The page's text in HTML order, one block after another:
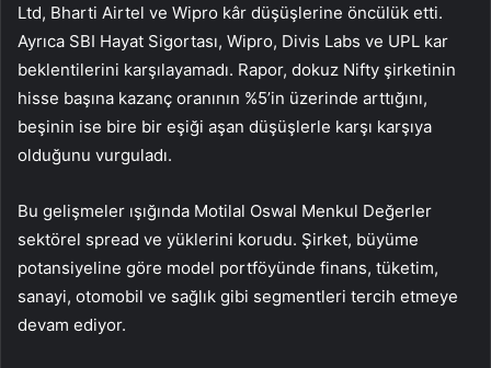
Ltd, Bharti Airtel ve Wipro kâr düşüşlerine öncülük etti.
Ayrıca SBI Hayat Sigortası, Wipro, Divis Labs ve UPL kar
beklentilerini karşılayamadı. Rapor, dokuz Nifty şirketinin
hisse başına kazanç oranının %5’in üzerinde arttığını,
beşinin ise bire bir eşiği aşan düşüşlerle karşı karşıya
olduğunu vurguladı.
Bu gelişmeler ışığında Motilal Oswal Menkul Değerler
sektörel spread ve yüklerini korudu. Şirket, büyüme
potansiyeline göre model portföyünde finans, tüketim,
sanayi, otomobil ve sağlık gibi segmentleri tercih etmeye
devam ediyor.